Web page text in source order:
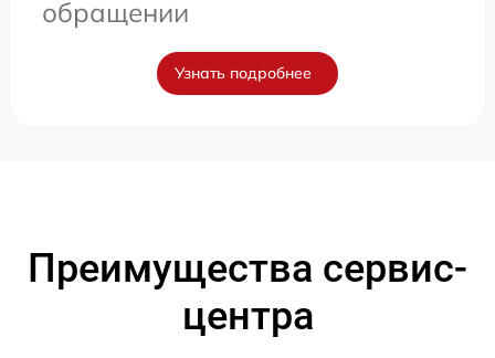
обращении
Узнать подробнее
Преимущества сервис-
центра